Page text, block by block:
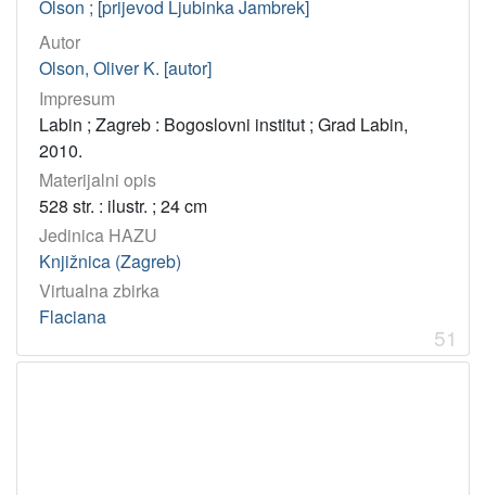
Olson ; [prijevod Ljubinka Jambrek]
Autor
Olson, Oliver K. [autor]
Impresum
Labin ; Zagreb : Bogoslovni institut ; Grad Labin,
2010.
Materijalni opis
528 str. : ilustr. ; 24 cm
Jedinica HAZU
Knjižnica (Zagreb)
Virtualna zbirka
Flaciana
51